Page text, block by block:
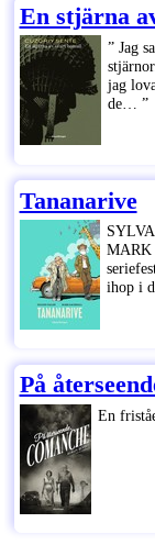
En stjärna
” Jag
jag
de… ”
Tananarive
MARK
ihop i
På
En